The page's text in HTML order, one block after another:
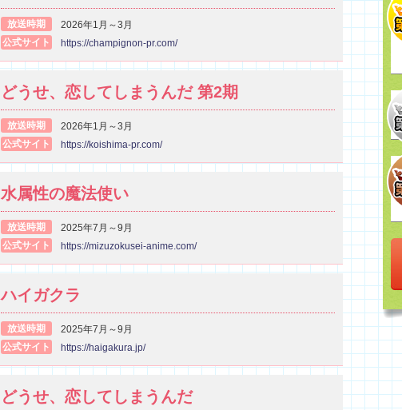
放送時期
2026年1月～3月
公式サイト
https://champignon-pr.com/
どうせ、恋してしまうんだ 第2期
放送時期
2026年1月～3月
公式サイト
https://koishima-pr.com/
水属性の魔法使い
放送時期
2025年7月～9月
公式サイト
https://mizuzokusei-anime.com/
ハイガクラ
放送時期
2025年7月～9月
公式サイト
https://haigakura.jp/
どうせ、恋してしまうんだ